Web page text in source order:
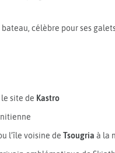
célèbre pour ses
site de Kastro
l’île voisine de Tsougria à la